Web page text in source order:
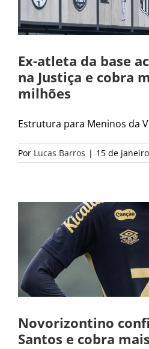
Ex-atleta da base
na Justiça e cobra
milhões
Estrutura para Meninos da
Por Lucas Barros | 15 de
Novorizontino
Santos e cobra